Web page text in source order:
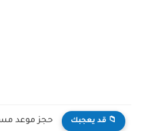
📁 قد يعجبك حجز موعد